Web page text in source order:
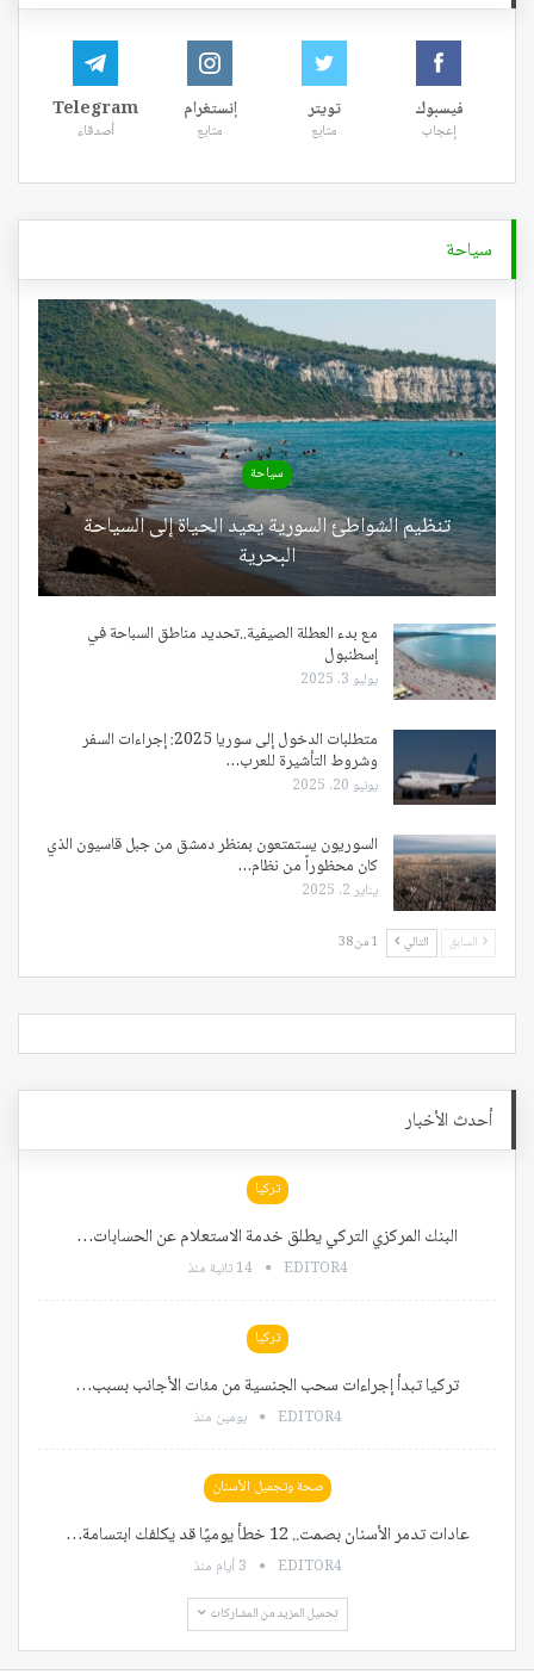
فيسبوك
إعجاب
تويتر
متابع
إنستغرام
متابع
Telegram
أصدقاء
سياحة
سياحة
تنظيم الشواطئ السورية يعيد الحياة إلى السياحة
البحرية
مع بدء العطلة الصيفية..تحديد مناطق السباحة في
إسطنبول
يوليو 3, 2025
متطلبات الدخول إلى سوريا 2025: إجراءات السفر
وشروط التأشيرة للعرب…
يونيو 20, 2025
السوريون يستمتعون بمنظر دمشق من جبل قاسيون الذي
كان محظوراً من نظام…
يناير 2, 2025
السابق التالي 1 من 38
أحدث الأخبار
تركيا
البنك المركزي التركي يطلق خدمة الاستعلام عن الحسابات…
EDITOR4 14 ثانية منذ
تركيا
تركيا تبدأ إجراءات سحب الجنسية من مئات الأجانب بسبب…
EDITOR4 يومين منذ
صحة وتجميل الأسنان
عادات تدمر الأسنان بصمت.. 12 خطأ يوميًا قد يكلفك ابتسامة…
EDITOR4 3 أيام منذ
تحميل المزيد من المشاركات